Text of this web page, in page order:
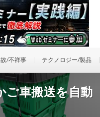
/不祥事 テクノロジー/製品
ご車搬送を自動